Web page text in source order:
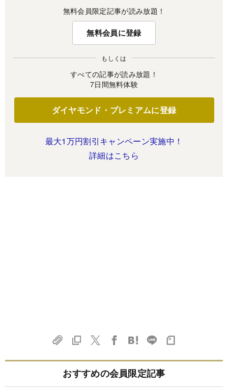
無料会員限定記事が読み放題！
無料会員に登録
もしくは
すべての記事が読み放題！
7日間無料体験
ダイヤモンド・プレミアムに登録
最大1万円割引キャンペーン実施中！
詳細はこちら
おすすめの会員限定記事